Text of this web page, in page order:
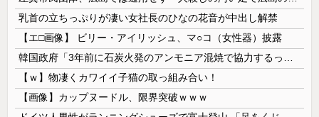
乳首の立ちっぷりが凄い女社長のひなの花音が中出し解禁
【エ□画像】 ビリー・アイリッシュ、マ○コ（女性器）披露
【ｗ】物凄くカワイイ子猫の取っ組み合い！
【画像】カップヌードル、限界突破ｗｗｗ